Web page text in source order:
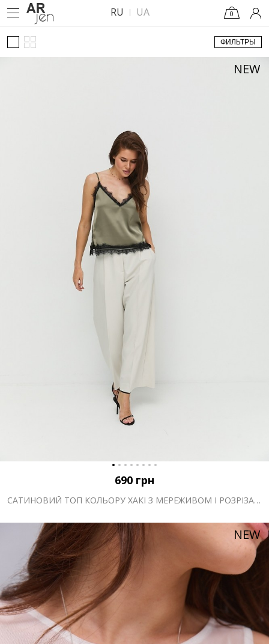
RU UA 0
ФИЛЬТРЫ
NEW
690 грн
САТИНОВИЙ ТОП КОЛЬОРУ ХАКІ З МЕРЕЖИВОМ І РОЗРІЗАМИ
NEW